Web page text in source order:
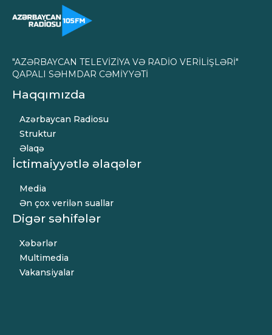
"AZƏRBAYCAN TELEVİZİYA VƏ RADİO VERİLİŞLƏRİ"
QAPALI SƏHMDAR CƏMİYYƏTİ
Haqqımızda
Azərbaycan Radiosu
Struktur
Əlaqə
İctimaiyyətlə əlaqələr
Media
Ən çox verilən suallar
Digər səhifələr
Xəbərlər
Multimedia
Vakansiyalar